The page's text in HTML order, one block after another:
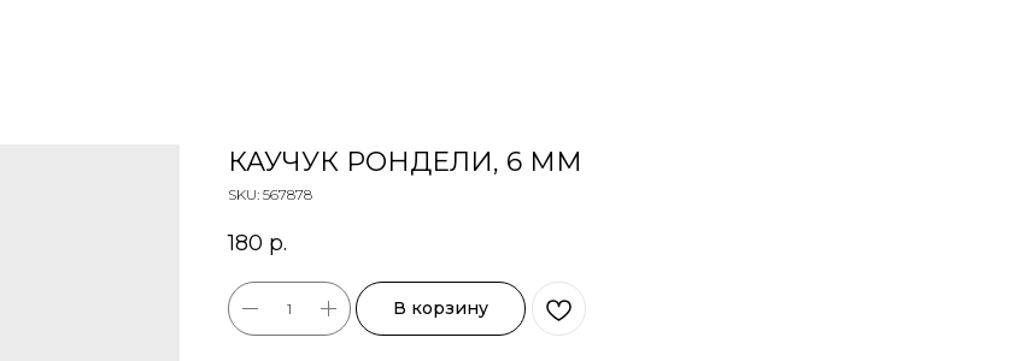
КАУЧУК РОНДЕЛИ, 6 ММ
SKU: 567878
180 р.
В корзину